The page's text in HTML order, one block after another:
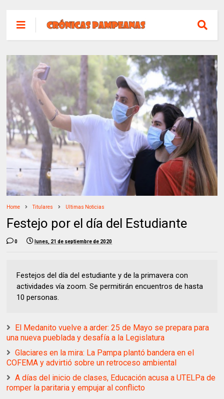
Home Titulares Ultimas Noticias
Festejo por el día del Estudiante
0 lunes, 21 de septiembre de 2020
Festejos del día del estudiante y de la primavera con
actividades vía zoom. Se permitirán encuentros de hasta
10 personas.
El Medanito vuelve a arder: 25 de Mayo se prepara para
una nueva pueblada y desafía a la Legislatura
Glaciares en la mira: La Pampa plantó bandera en el
COFEMA y advirtió sobre un retroceso ambiental
A días del inicio de clases, Educación acusa a UTELPa de
romper la paritaria y empujar al conflicto